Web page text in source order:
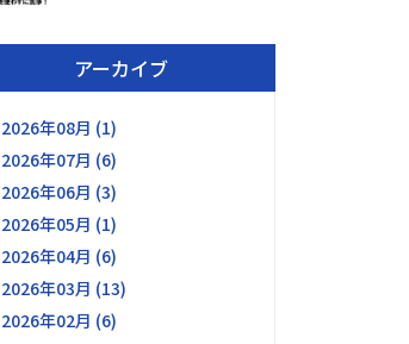
アーカイブ
2026年08月 (1)
2026年07月 (6)
2026年06月 (3)
2026年05月 (1)
2026年04月 (6)
2026年03月 (13)
2026年02月 (6)